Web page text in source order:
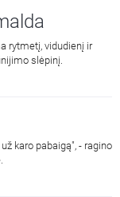
rytmetį, vidudienį ir
slėpinį.
karo pabaigą", - ragino